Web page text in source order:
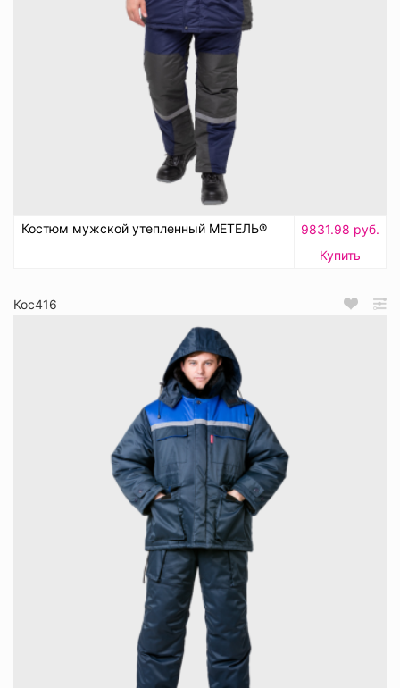
Костюм мужской утепленный МЕТЕЛЬ®
9831.98 руб.
Купить
Кос416